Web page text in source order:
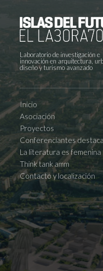
Laboratorio de investigación e
innovación en arquitectura,
diseño y turismo avanzado
Inicio
Asociación
Proyectos
Conferenciantes
La literatura es femenina
Think tank amm
Contacto y localización